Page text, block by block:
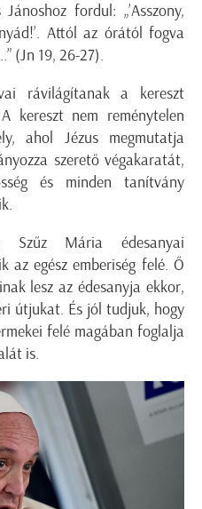
fordul: „’Asszony,
Attól az órától fogva
(Jn 19, 26-27).
rávilágítanak a kereszt
kereszt nem reménytelen
ahol Jézus megmutatja
szerető végakaratát,
és minden tanítvány
Szűz Mária édesanyai
az egész emberiség felé. Ő
lesz az édesanyja ekkor,
útjukat. És jól tudjuk, hogy
felé magában foglalja
is.